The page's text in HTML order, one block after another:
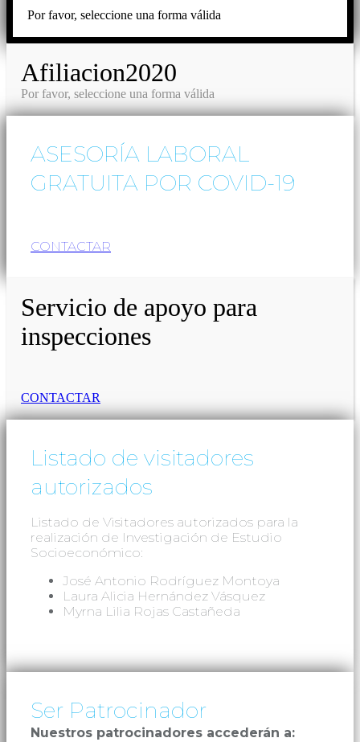
Por favor, seleccione una forma válida
Afiliacion2020
Por favor, seleccione una forma válida
ASESORÍA LABORAL
GRATUITA POR COVID-19
CONTACTAR
Servicio de apoyo para
inspecciones
CONTACTAR
Listado de visitadores
autorizados
Listado de Visitadores autorizados para la
realización de Investigación de Estudio
Socioeconómico:
José Antonio Rodríguez Montoya
Laura Alicia Hernández Vásquez
Myrna Lilia Rojas Castañeda
Ser Patrocinador
Nuestros patrocinadores accederán a: